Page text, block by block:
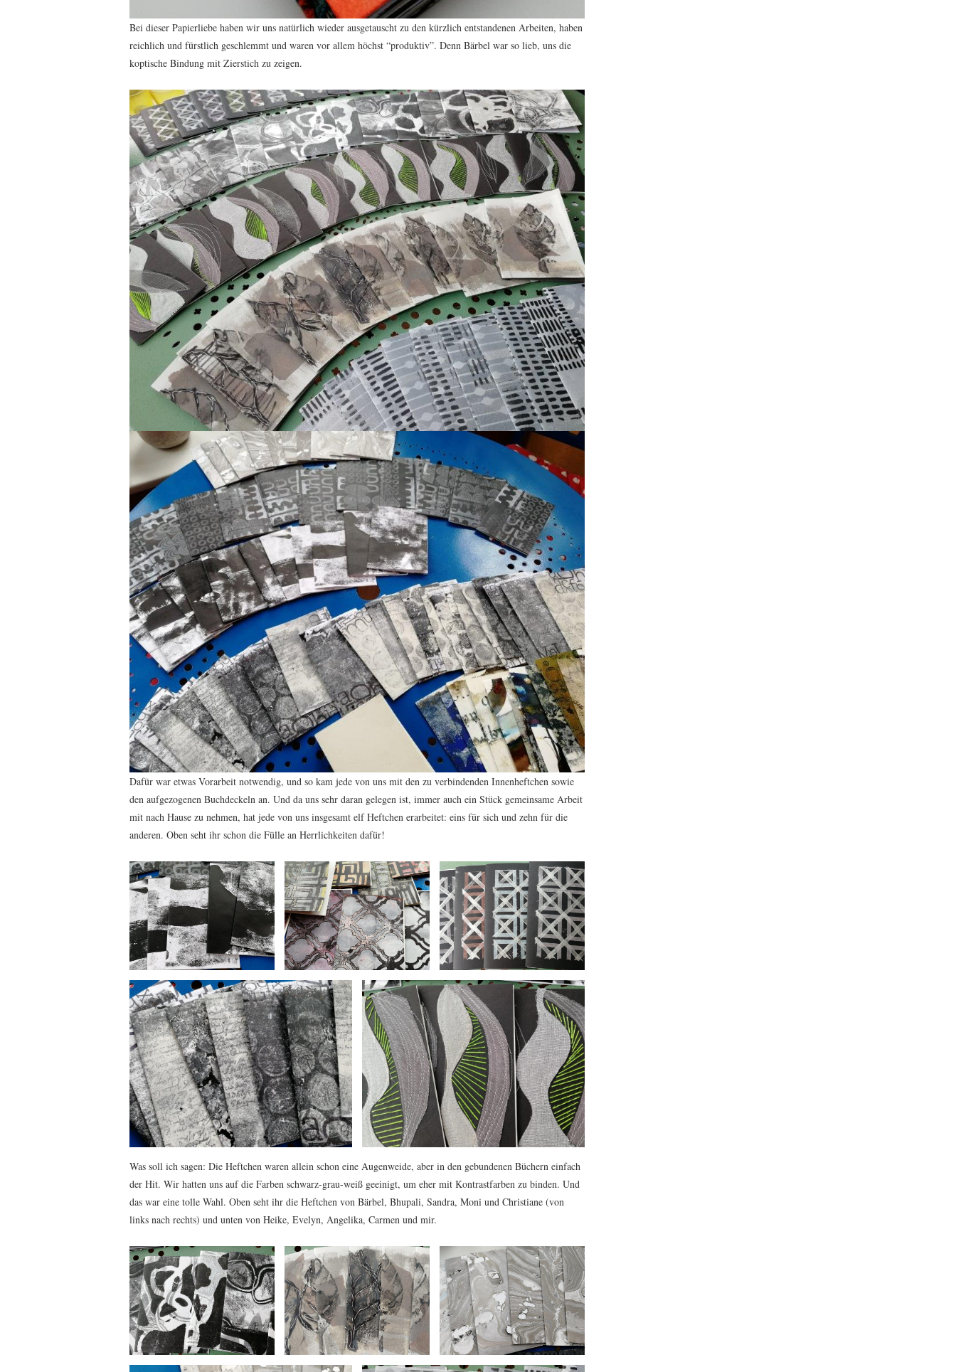
Bei dieser Papierliebe haben wir uns natürlich wieder ausgetauscht zu den kürzlich entstandenen Arbeiten, haben
reichlich und fürstlich geschlemmt und waren vor allem höchst “produktiv”. Denn Bärbel war so lieb, uns die
koptische Bindung mit Zierstich zu zeigen.
Dafür war etwas Vorarbeit notwendig, und so kam jede von uns mit den zu verbindenden Innenheftchen sowie
den aufgezogenen Buchdeckeln an. Und da uns sehr daran gelegen ist, immer auch ein Stück gemeinsame Arbeit
mit nach Hause zu nehmen, hat jede von uns insgesamt elf Heftchen erarbeitet: eins für sich und zehn für die
anderen. Oben seht ihr schon die Fülle an Herrlichkeiten dafür!
Was soll ich sagen: Die Heftchen waren allein schon eine Augenweide, aber in den gebundenen Büchern einfach
der Hit. Wir hatten uns auf die Farben schwarz-grau-weiß geeinigt, um eher mit Kontrastfarben zu binden. Und
das war eine tolle Wahl. Oben seht ihr die Heftchen von Bärbel, Bhupali, Sandra, Moni und Christiane (von
links nach rechts) und unten von Heike, Evelyn, Angelika, Carmen und mir.